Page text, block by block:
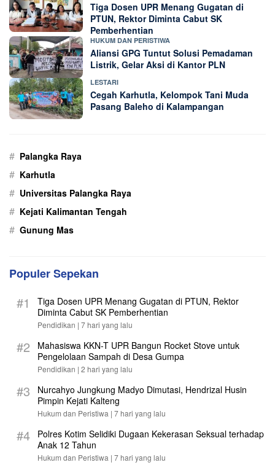
Tiga Dosen UPR Menang Gugatan di
PTUN, Rektor Diminta Cabut SK
Pemberhentian
HUKUM DAN PERISTIWA
Aliansi GPG Tuntut Solusi Pemadaman
Listrik, Gelar Aksi di Kantor PLN
LESTARI
Cegah Karhutla, Kelompok Tani Muda
Pasang Baleho di Kalampangan
# Palangka Raya
# Karhutla
# Universitas Palangka Raya
# Kejati Kalimantan Tengah
# Gunung Mas
Populer Sepekan
#1
Tiga Dosen UPR Menang Gugatan di PTUN, Rektor
Diminta Cabut SK Pemberhentian
Pendidikan | 7 hari yang lalu
#2
Mahasiswa KKN-T UPR Bangun Rocket Stove untuk
Pengelolaan Sampah di Desa Gumpa
Pendidikan | 2 hari yang lalu
#3
Nurcahyo Jungkung Madyo Dimutasi, Hendrizal Husin
Pimpin Kejati Kalteng
Hukum dan Peristiwa | 7 hari yang lalu
#4
Polres Kotim Selidiki Dugaan Kekerasan Seksual terhadap
Anak 12 Tahun
Hukum dan Peristiwa | 7 hari yang lalu